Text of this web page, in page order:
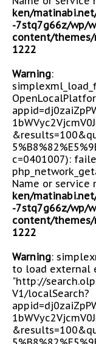
ken/
-7stq7g66z/wp/
content/
1222
Warning:
c=0401007):
Name or service
ken/
-7stq7g66z/wp/
content/
1222
Warning:
to load external
"http://
V1/localSearch?